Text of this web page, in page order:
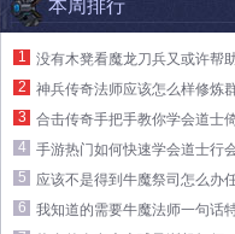
本周排行
1
没有木凳看魔龙刀兵又或许帮
2
神兵传奇法师应该怎么样修炼
3
合击传奇手把手教你学会道士
4
手游热门如何快速学会道士行
5
应该不是得到牛魔祭司怎么办
6
我知道的需要牛魔法师一句话